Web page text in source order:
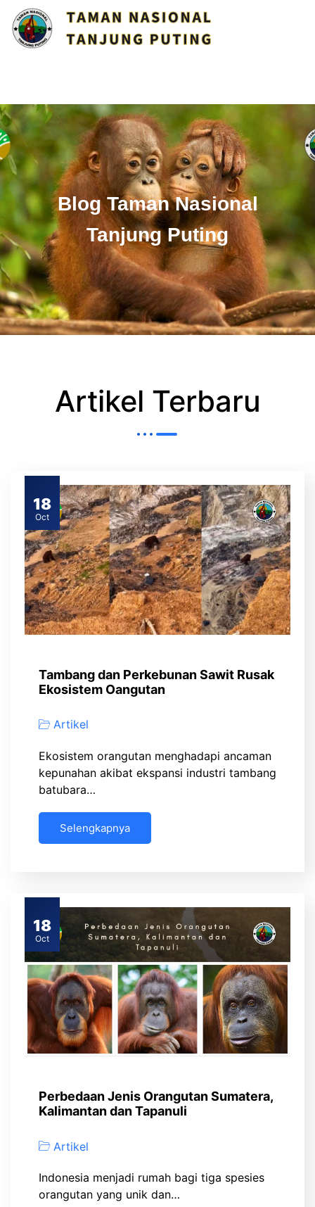
Blog Taman Nasional
Tanjung Puting
Artikel Terbaru
18
Oct
Tambang dan Perkebunan Sawit Rusak
Ekosistem Oangutan
Artikel
Ekosistem orangutan menghadapi ancaman
kepunahan akibat ekspansi industri tambang
batubara…
Selengkapnya
18
Oct
Perbedaan Jenis Orangutan Sumatera,
Kalimantan dan Tapanuli
Artikel
Indonesia menjadi rumah bagi tiga spesies
orangutan yang unik dan…